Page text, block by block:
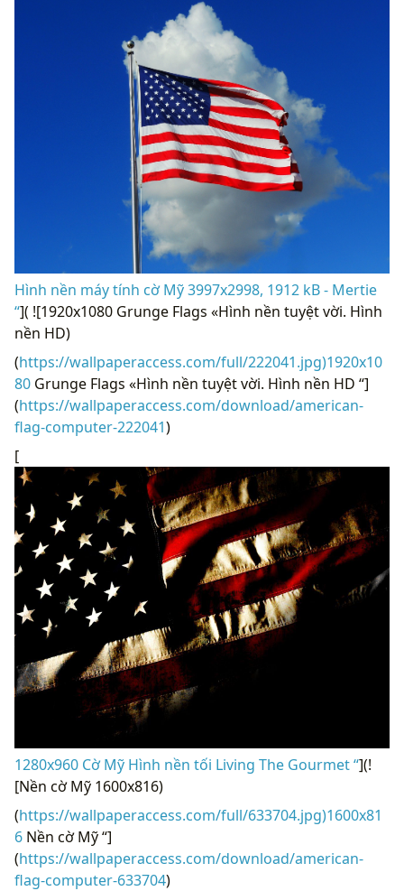
Hình nền máy tính cờ Mỹ 3997x2998, 1912 kB - Mertie
“]( ![1920x1080 Grunge Flags «Hình nền tuyệt vời. Hình
nền HD)
(https://wallpaperaccess.com/full/222041.jpg)1920x10
80 Grunge Flags «Hình nền tuyệt vời. Hình nền HD “]
(https://wallpaperaccess.com/download/american-
flag-computer-222041)
[
1280x960 Cờ Mỹ Hình nền tối Living The Gourmet “](!
[Nền cờ Mỹ 1600x816)
(https://wallpaperaccess.com/full/633704.jpg)1600x81
6 Nền cờ Mỹ “]
(https://wallpaperaccess.com/download/american-
flag-computer-633704)